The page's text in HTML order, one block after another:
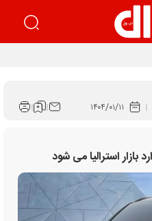
۱۴۰۴/۰۱/۱۱